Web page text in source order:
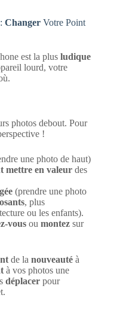
Changer Votre Point
est la plus ludique
lourd, votre
photos debout. Pour
!
une photo de haut)
mettre en valeur des
(prendre une photo
, plus
ou les enfants).
vous ou montez sur
de la nouveauté à
à vos photos une
déplacer pour